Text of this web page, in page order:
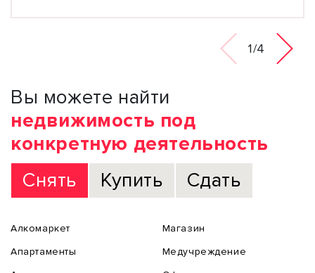
1/4
Вы можете найти
недвижимость под
конкретную деятельность
Снять
Купить Сдать
Алкомаркет
Апартаменты
Магазин
Медучреждение